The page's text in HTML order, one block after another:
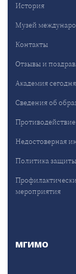
История
Музей
Контакты
Отзывы и
Академия сегодня
Сведения об
Недостоверная
Политика
мероприятия
МГИМО